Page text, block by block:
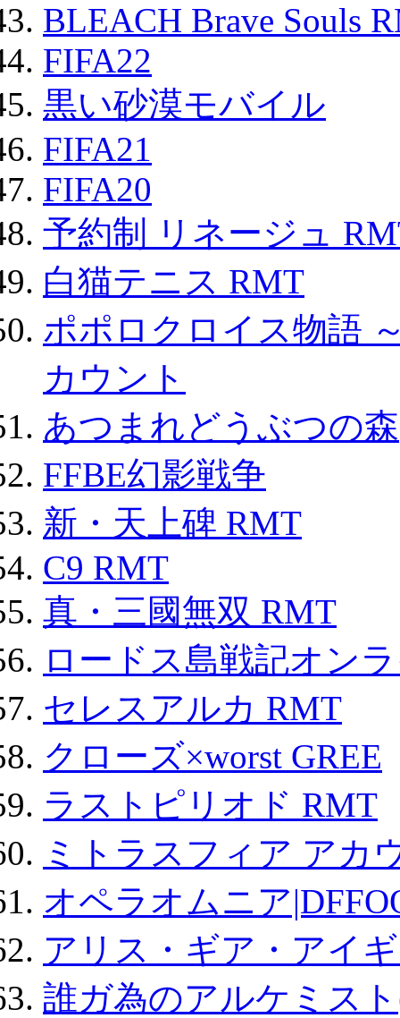
BLEACH Brave Souls
FIFA22
黒い砂漠モバイル
FIFA21
FIFA20
予約制 リネージュ
白猫テニス RMT
ポポロクロイス物語
カウント
あつまれどうぶつの森
FFBE幻影戦争
新・天上碑 RMT
C9 RMT
真・三國無双 RMT
ロードス島戦記オン
セレスアルカ RMT
クローズ×worst GREE
ラストピリオド RMT
ミトラスフィア アカ
オペラオムニア
アリス・ギア・アイ
誰ガ為のアルケミス